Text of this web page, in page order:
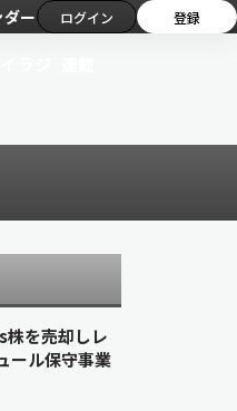
ー ログイン 登録
を売却しレ
ール保守事業